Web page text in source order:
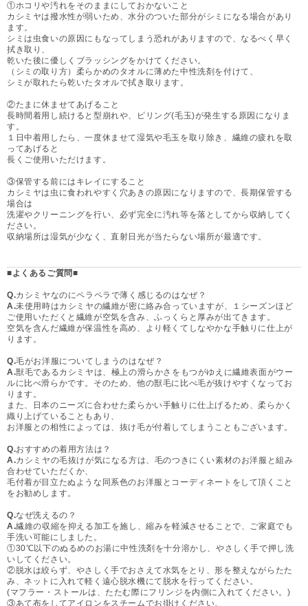
①ホコリや汚れをそのままにしておかないこと
カシミヤは撥水性が弱いため、水分のついた部分がシミになる場合があり
ます。
シミは虫食いの原因にもなってしまう恐れがありますので、なるべく早く
拭き取り、
乾いた後に優しくブラッシングをかけてください。
（シミの取り方）柔らかめのタオルに薄めた中性洗剤を付けて、
シミが取れたら乾いたタオルで拭き取ります。
②たまに休ませてあげること
長時間着用し続けると型崩れや、ピリング(毛玉)が発生する原因になりま
す。
１日中着用したら、一度休ませて湿気や毛玉を取り除き、繊維の疲れを取
ってあげると
長くご使用いただけます。
③保管する前にはキレイにすること
カシミヤは虫に食われやすく穴あきの原因になりますので、長期保管する
場合は
洗濯やクリーニングを行い、必ず完全に汚れ等を落としてから収納してく
ださい。
収納場所は湿気が少なく、直射日光が当たらない場所が最適です。
■よくあるご質問■
Q.カシミヤなのにペラペラで薄く感じるのはなぜ？
A.未使用時はカシミヤの繊維が密に絡み合っていますが、１シーズンほど
ご使用いただくと繊維が空気を含み、ふっくらと厚みが出てきます。
空気を含んだ繊維が保温性を高め、より軽くてしなやかな手触りに仕上が
ります。
Q.毛がお洋服についてしまうのはなぜ？
A.獣毛であるカシミヤは、極上の滑らかさをもつがゆえに繊維表面がウー
ルに比べ滑らかです。そのため、他の獣毛に比べ毛が抜けやすくなってお
ります。
また、日本のニーズに合わせた柔らかい手触りに仕上げるため、柔らかく
織り上げていることもあり、
お洋服との相性によっては、抜け毛が付着してしまうこともございます。
Q.おすすめの着用方法は？
A.カシミヤの毛抜けが気になる方は、毛のつきにくい素材のお洋服と組み
合わせていただくか、
毛付着が目立たぬような同系色のお洋服とコーディネートをして頂くこと
をお勧めします。
Q.なぜ洗えるの？
A.繊維の収縮を抑える加工を施し、縮みを軽減させることで、ご家庭でも
手洗い可能にしました。
①30℃以下のぬるめのお湯に中性洗剤を十分溶かし、やさしく手で押し洗
いしてください。
②脱水は絞らず、やさしく手でおさえて水気をとり、形を整えながらたた
み、ネットに入れて軽く遠心脱水機にて脱水を行ってください。
(マフラー・ストールは、たたむ際にフリンジを内側に入れてください。)
③あて布をしてアイロンをスチームでお掛けください。